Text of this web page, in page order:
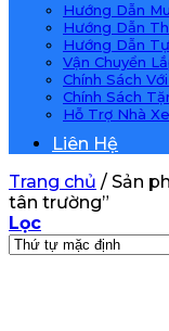
Hướng Dẫn
Hướng Dẫn
Hướng Dẫn
Vận Chuyển
Chính Sách
Chính Sách
Hỗ Trợ Nhà
Liên Hệ
Trang chủ / Sản
tân trường”
Lọc